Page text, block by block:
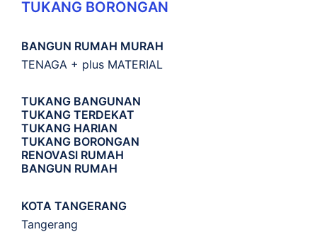
TUKANG BORONGAN
BANGUN RUMAH MURAH
TENAGA + plus MATERIAL
TUKANG BANGUNAN
TUKANG TERDEKAT
TUKANG HARIAN
TUKANG BORONGAN
RENOVASI RUMAH
BANGUN RUMAH
KOTA TANGERANG
Tangerang